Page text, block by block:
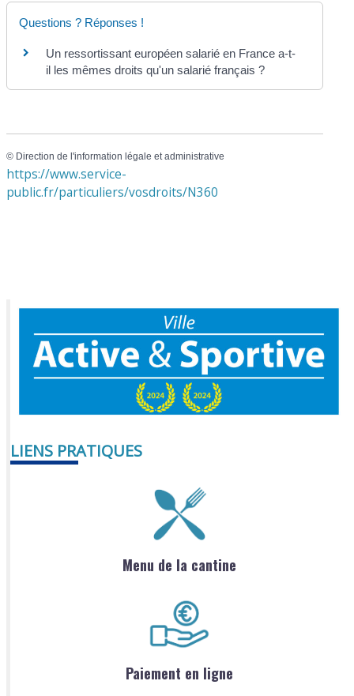
Questions ? Réponses !
Un ressortissant européen salarié en France a-t-
il les mêmes droits qu'un salarié français ?
© Direction de l'information légale et administrative
https://www.service-
public.fr/particuliers/vosdroits/N360
LIENS PRATIQUES
Menu de la cantine
Paiement en ligne